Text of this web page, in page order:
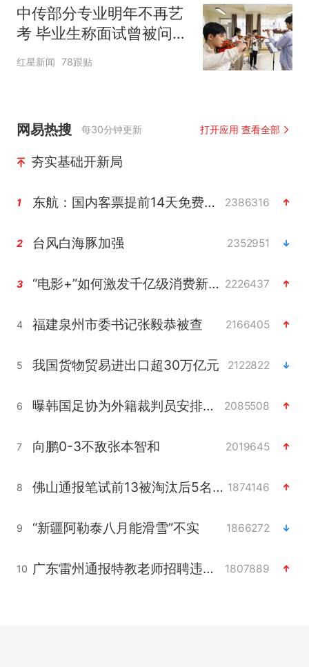
中传部分专业明年不再艺
考 毕业生称面试曾被问
“如何策划晚会” 专家：遏
红星新闻 78跟贴
网易热搜 每30分钟更新 打开应用 查看全部
夯实基础开新局
1 东航：国内客票提前14天免费退改 2386316
2 台风白海豚加强 2352951
3 “电影+”如何激发千亿级消费新活力？ 2226437
4 福建泉州市委书记张毅恭被查 2166405
5 我国货物贸易进出口超30万亿元 2122822
6 曝韩国足协为外籍裁判员安排色情招待 2085508
7 向鹏0-3不敌张本智和 2019645
8 佛山通报笔试前13被淘汰后5名进体检 1874146
9 “新疆阿勒泰八月能滑雪”不实 1866272
10 广东雷州通报特教老师招聘违规事件 1807889